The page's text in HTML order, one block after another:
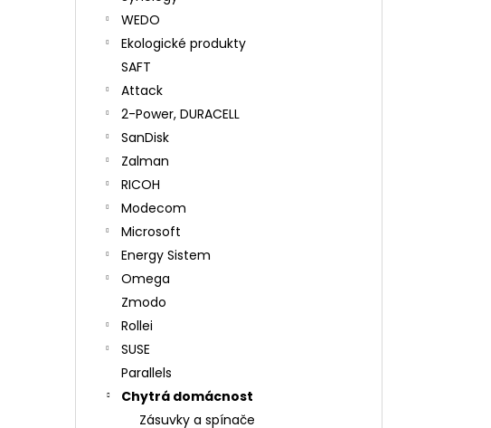
WEDO
Ekologické produkty
SAFT
Attack
2-Power, DURACELL
SanDisk
Zalman
RICOH
Modecom
Microsoft
Energy Sistem
Omega
Zmodo
Rollei
SUSE
Parallels
Chytrá domácnost
Zásuvky a spínače